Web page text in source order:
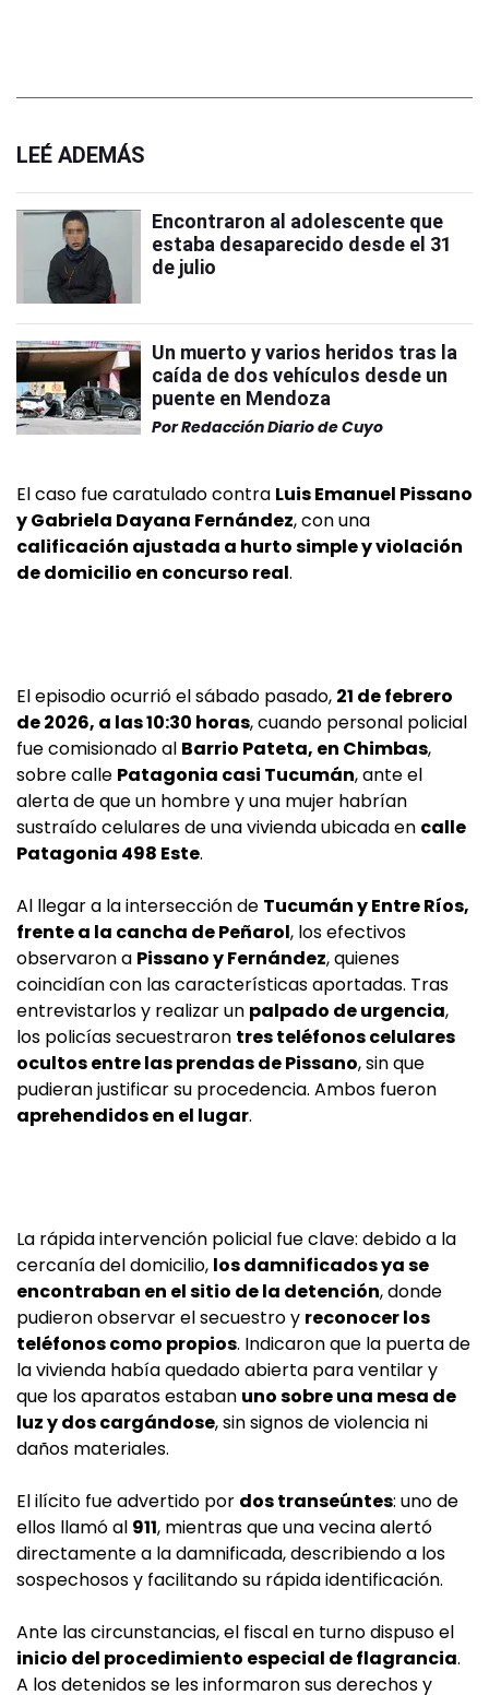
LEÉ ADEMÁS
Encontraron al adolescente que
estaba desaparecido desde el 31
de julio
Un muerto y varios heridos tras la
caída de dos vehículos desde un
puente en Mendoza
PorRedacción Diario de Cuyo
El caso fue caratulado contra Luis Emanuel Pissano
y Gabriela Dayana Fernández, con una
calificación ajustada a hurto simple y violación
de domicilio en concurso real.
El episodio ocurrió el sábado pasado, 21 de febrero
de 2026, a las 10:30 horas, cuando personal policial
fue comisionado al Barrio Pateta, en Chimbas,
sobre calle Patagonia casi Tucumán, ante el
alerta de que un hombre y una mujer habrían
sustraído celulares de una vivienda ubicada en calle
Patagonia 498 Este.
Al llegar a la intersección de Tucumán y Entre Ríos,
frente a la cancha de Peñarol, los efectivos
observaron a Pissano y Fernández, quienes
coincidían con las características aportadas. Tras
entrevistarlos y realizar un palpado de urgencia,
los policías secuestraron tres teléfonos celulares
ocultos entre las prendas de Pissano, sin que
pudieran justificar su procedencia. Ambos fueron
aprehendidos en el lugar.
La rápida intervención policial fue clave: debido a la
cercanía del domicilio, los damnificados ya se
encontraban en el sitio de la detención, donde
pudieron observar el secuestro y reconocer los
teléfonos como propios. Indicaron que la puerta de
la vivienda había quedado abierta para ventilar y
que los aparatos estaban uno sobre una mesa de
luz y dos cargándose, sin signos de violencia ni
daños materiales.
El ilícito fue advertido por dos transeúntes: uno de
ellos llamó al 911, mientras que una vecina alertó
directamente a la damnificada, describiendo a los
sospechosos y facilitando su rápida identificación.
Ante las circunstancias, el fiscal en turno dispuso el
inicio del procedimiento especial de flagrancia.
A los detenidos se les informaron sus derechos y